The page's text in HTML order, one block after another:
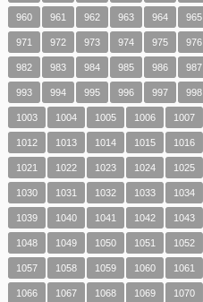
960 961 962 963 964 965
971 972 973 974 975 976
982 983 984 985 986 987
993 994 995 996 997 998
1003 1004 1005 1006 1007
1012 1013 1014 1015 1016
1021 1022 1023 1024 1025
1030 1031 1032 1033 1034
1039 1040 1041 1042 1043
1048 1049 1050 1051 1052
1057 1058 1059 1060 1061
1066 1067 1068 1069 1070